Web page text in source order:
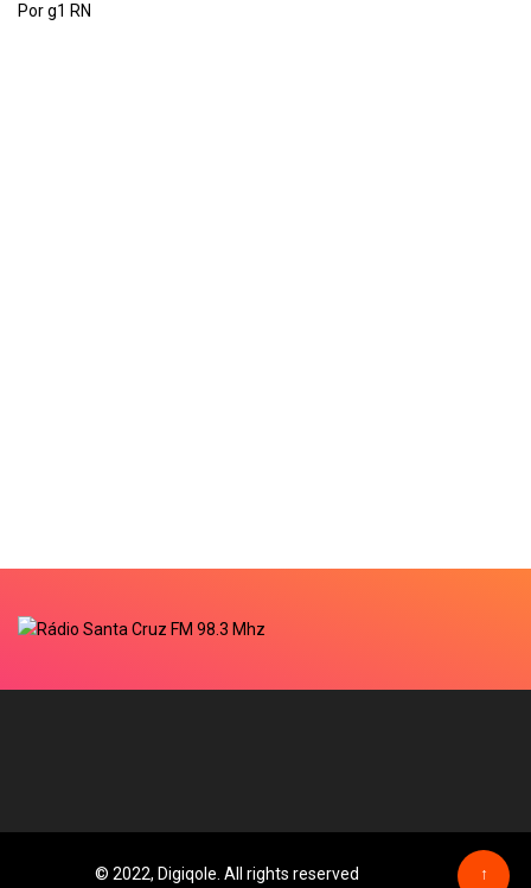
Por g1 RN
© 2022, Digiqole. All rights reserved ↑